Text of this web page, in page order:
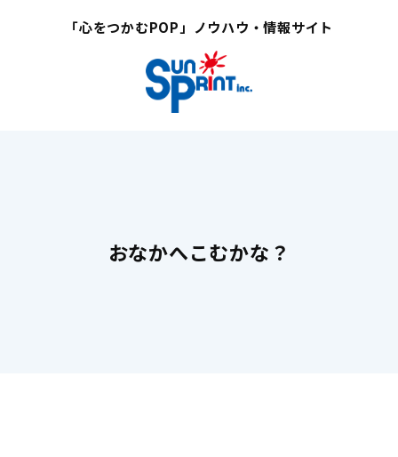
「心をつかむPOP」ノウハウ・情報サイト
おなかへこむかな？